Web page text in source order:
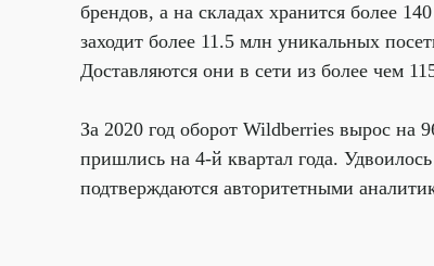
брендов, а на складах хранится более
заходит более 11.5 млн уникальных
Доставляются они в сети из более чем
За 2020 год оборот Wildberries вырос на
пришлись на 4-й квартал года.
подтверждаются авторитетными